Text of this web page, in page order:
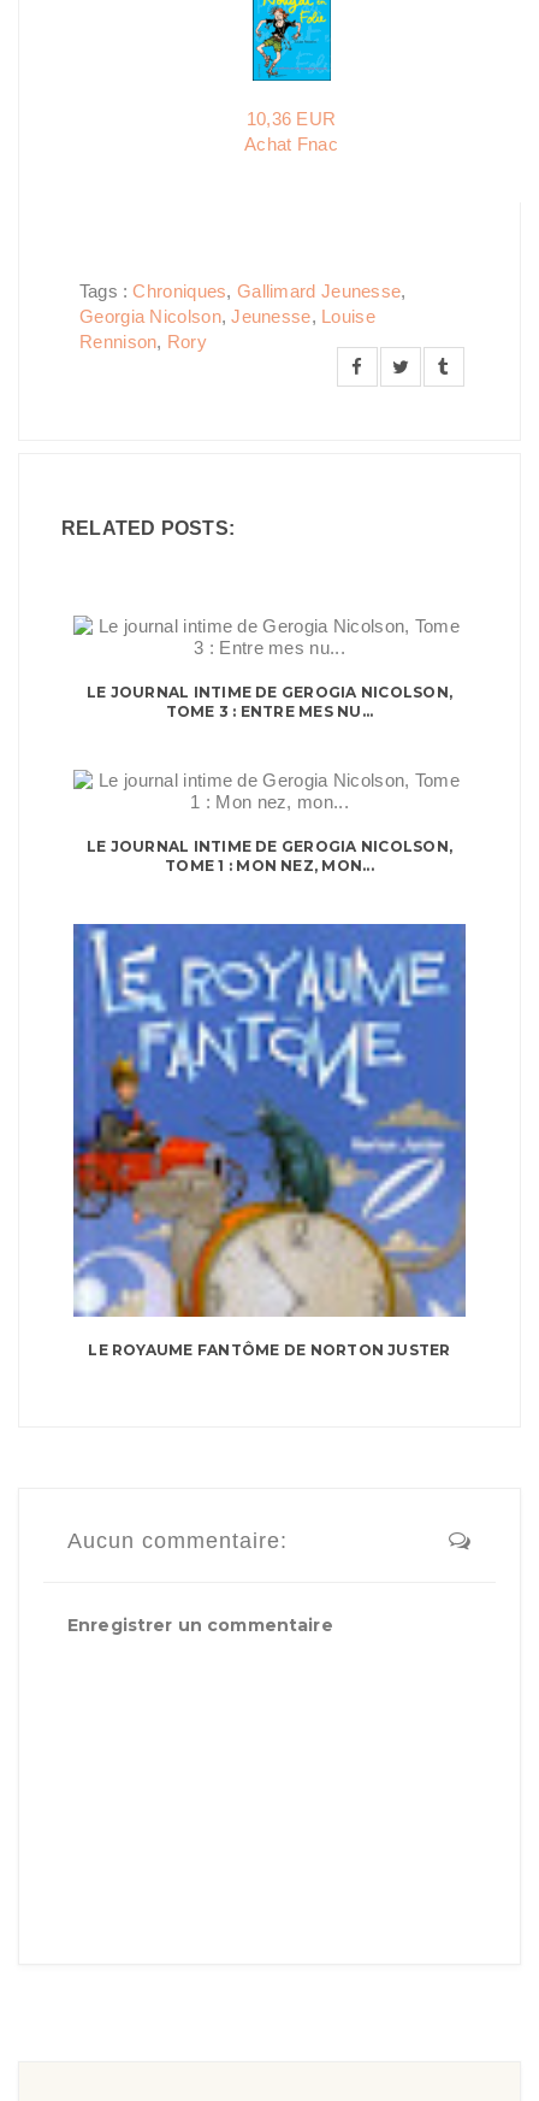
10,36 EUR
Achat Fnac
Tags :Chroniques, Gallimard Jeunesse,
Georgia Nicolson,Jeunesse, Louise
Rennison, Rory
RELATED POSTS:
LE JOURNAL INTIME DE GEROGIA NICOLSON,
TOME 3 : ENTRE MES NU...
LE JOURNAL INTIME DE GEROGIA NICOLSON,
TOME 1 : MON NEZ, MON...
LE ROYAUME FANTÔME DE NORTON JUSTER
Aucun commentaire:
Enregistrer un commentaire